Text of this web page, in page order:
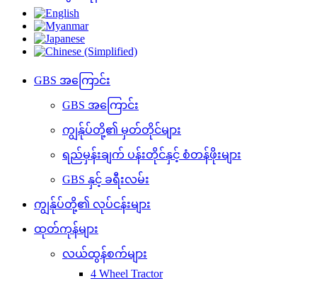
GBS အကြောင်း
GBS အကြောင်း
ကျွန်ုပ်တို့၏ မှတ်တိုင်များ
ရည်မှန်းချက် ပန်းတိုင်နှင့် စံတန်ဖိုးများ
GBS နှင့် ခရီးလမ်း
ကျွန်ုပ်တို့၏ လုပ်ငန်းများ
ထုတ်ကုန်များ
လယ်ထွန်စက်များ
4 Wheel Tractor